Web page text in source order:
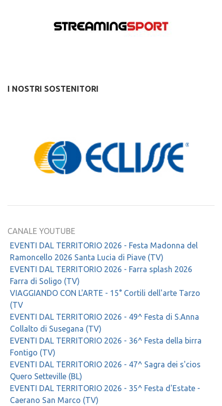
I NOSTRI SOSTENITORI
CANALE YOUTUBE
EVENTI DAL TERRITORIO 2026 - Festa Madonna del
Ramoncello 2026 Santa Lucia di Piave (TV)
EVENTI DAL TERRITORIO 2026 - Farra splash 2026
Farra di Soligo (TV)
VIAGGIANDO CON L'ARTE - 15° Cortili dell'arte Tarzo
(TV
EVENTI DAL TERRITORIO 2026 - 49^ Festa di S.Anna
Collalto di Susegana (TV)
EVENTI DAL TERRITORIO 2026 - 36^ Festa della birra
Fontigo (TV)
EVENTI DAL TERRITORIO 2026 - 47^ Sagra dei s'cios
Quero Setteville (BL)
EVENTI DAL TERRITORIO 2026 - 35^ Festa d'Estate -
Caerano San Marco (TV)